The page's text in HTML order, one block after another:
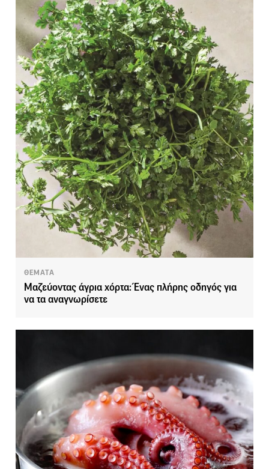
ΘΕΜΑΤΑ
Μαζεύοντας άγρια χόρτα: Ένας πλήρης οδηγός για
να τα αναγνωρίσετε